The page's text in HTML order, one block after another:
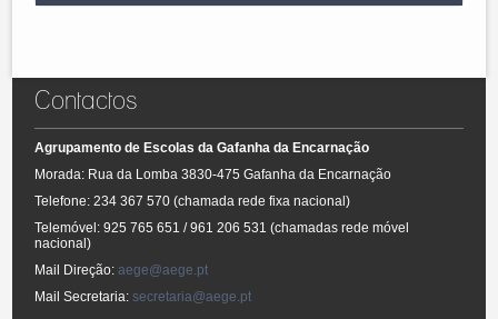
- Regulamento Interno
Contactos
Agrupamento de Escolas da Gafanha da Encarnação
Morada: Rua da Lomba 3830-475 Gafanha da Encarnação
Telefone: 234 367 570 (chamada rede fixa nacional)
Telemóvel: 925 765 651 / 961 206 531 (chamadas rede móvel
nacional)
Mail Direção:aege@aege.pt
Mail Secretaria:secretaria@aege.pt